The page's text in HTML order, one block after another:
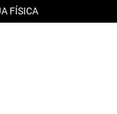
FÍSICA